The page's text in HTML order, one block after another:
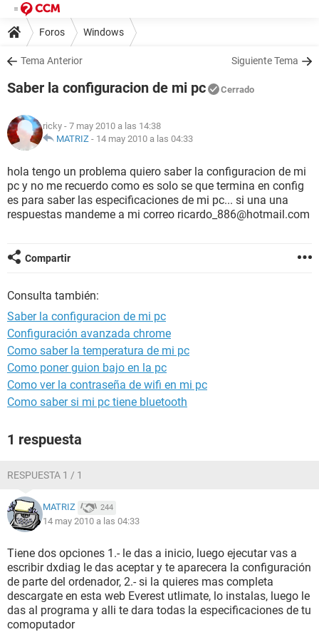
Foros Windows
Tema Anterior Siguiente Tema
Saber la configuracion de mi pc Cerrado
ricky - 7 may 2010 a las 14:38
MATRIZ - 14 may 2010 a las 04:33
hola tengo un problema quiero saber la configuracion de mi
pc y no me recuerdo como es solo se que termina en config
es para saber las especificaciones de mi pc... si una una
respuestas mandeme a mi correo ricardo_886@hotmail.com
Compartir
Consulta también:
Saber la configuracion de mi pc
Configuración avanzada chrome
Como saber la temperatura de mi pc
Como poner guion bajo en la pc
Como ver la contraseña de wifi en mi pc
Como saber si mi pc tiene bluetooth
1 respuesta
RESPUESTA 1 / 1
MATRIZ 244
14 may 2010 a las 04:33
Tiene dos opciones 1.- le das a inicio, luego ejecutar vas a
escribir dxdiag le das aceptar y te aparecera la configuración
de parte del ordenador, 2.- si la quieres mas completa
descargate en esta web Everest utlimate, lo instalas, luego le
das al programa y alli te dara todas la especificaciones de tu
comoputador